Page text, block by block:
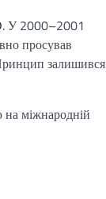
У 2000–2001
просував
залишився
на міжнародній